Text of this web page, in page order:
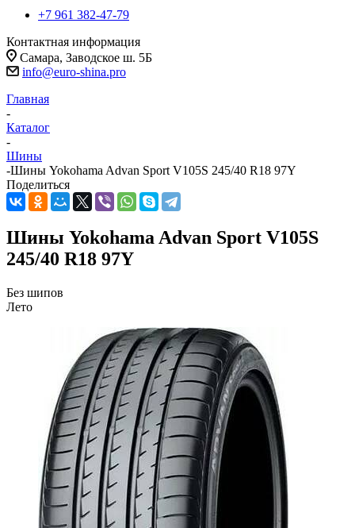
+7 961 382-47-79
Контактная информация
Самара, Заводское ш. 5Б
info@euro-shina.pro
Главная
-
Каталог
-
Шины
-Шины Yokohama Advan Sport V105S 245/40 R18 97Y
Поделиться
Шины Yokohama Advan Sport V105S
245/40 R18 97Y
Без шипов
Лето